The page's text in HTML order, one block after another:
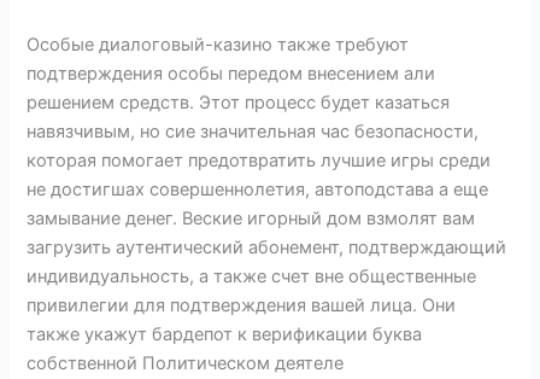
Особые диалоговый-казино также требуют
подтверждения особы передом внесением али
решением средств. Этот процесс будет казаться
навязчивым, но сие значительная час безопасности,
которая помогает предотвратить лучшие игры среди
не достигшах совершеннолетия, автоподстава а еще
замывание денег. Веские игорный дом взмолят вам
загрузить аутентический абонемент, подтверждающий
индивидуальность, а также счет вне общественные
привилегии для подтверждения вашей лица. Они
также укажут бардепот к верификации буква
собственной Политическом деятеле